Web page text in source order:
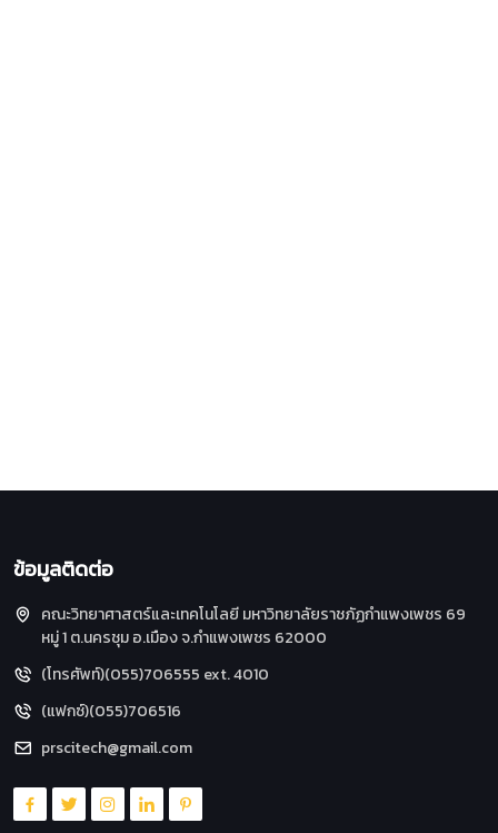
ข้อมูลติดต่อ
คณะวิทยาศาสตร์และเทคโนโลยี มหาวิทยาลัยราชภัฏกำแพงเพชร 69
หมู่ 1 ต.นครชุม อ.เมือง จ.กำแพงเพชร 62000
(โทรศัพท์)(055)706555 ext. 4010
(แฟกซ์)(055)706516
prscitech@gmail.com